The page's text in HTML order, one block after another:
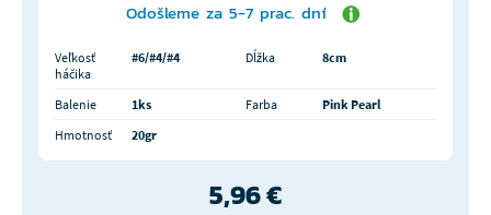
Odošleme za 5-7 prac. dní
Veľkosť
háčika
#6/#4/#4 Dĺžka 8cm
Balenie 1ks Farba
Pink Pearl
Hmotnosť
20gr
5,96 €